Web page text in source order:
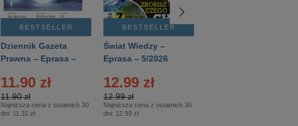
BESTSELLER
Dziennik Gazeta
Prawna – Eprasa –
11.90 zł
11.90 zł
Najniższa cena z ostatnich 30
dni: 11.31 zł
BESTSELLER
Świat Wiedzy –
Eprasa – 5/2026
12.99 zł
12.99 zł
Najniższa cena z ostatnich 30
dni: 12.99 zł